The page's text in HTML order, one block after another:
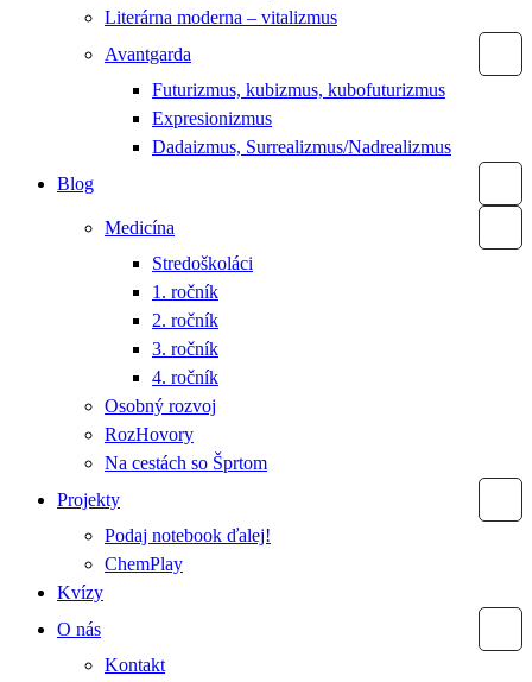
Literárna moderna – vitalizmus
Avantgarda
Futurizmus, kubizmus, kubofuturizmus
Expresionizmus
Dadaizmus, Surrealizmus/Nadrealizmus
Blog
Medicína
Stredoškoláci
1. ročník
2. ročník
3. ročník
4. ročník
Osobný rozvoj
RozHovory
Na cestách so Šprtom
Projekty
Podaj notebook ďalej!
ChemPlay
Kvízy
O nás
Kontakt